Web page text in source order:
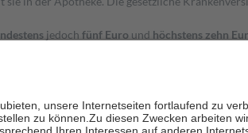
jedoch fünf Euro und höchstens zehn
der Familie zu unterstützen, fallenkeine